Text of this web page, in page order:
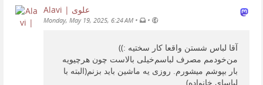
Alavi | علوی
Monday, May 19, 2025, 6:24 AM • •
آقا لباس شستن واقعا کار سختیه :))
من‌خودمم مصرف لباسم‌خیلی بالاست چون هرچیو‌یه
بار بپوشم میشورم. روزی یه ماشین باید بزنم(البته با
لباسای خانواده)